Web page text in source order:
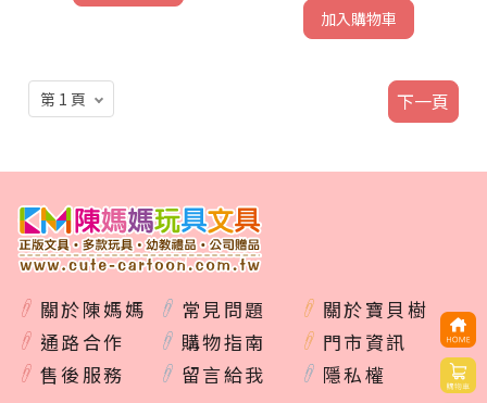
加入購物車
下一頁
關於陳媽媽 常見問題
關於寶貝樹
通路合作
購物指南
門市資訊
售後服務
留言給我 隱私權